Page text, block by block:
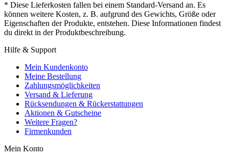
* Diese Lieferkosten fallen bei einem Standard-Versand an. Es
können weitere Kosten, z. B. aufgrund des Gewichts, Größe oder
Eigenschaften der Produkte, entstehen. Diese Informationen findest
du direkt in der Produktbeschreibung.
Hilfe & Support
Mein Kundenkonto
Meine Bestellung
Zahlungsmöglichkeiten
Versand & Lieferung
Rücksendungen & Rückerstattungen
Aktionen & Gutscheine
Weitere Fragen?
Firmenkunden
Mein Konto